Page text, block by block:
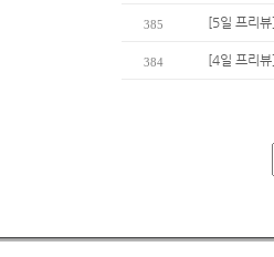
385 [5일 프리뷰
384 [4일 프리